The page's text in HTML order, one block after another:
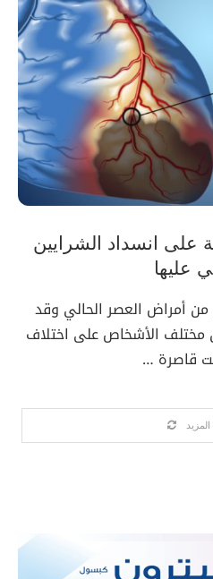
على انسداد الشرايين
عليها
أمراض العصر الحالي وقد
الأشخاص على اختلاف
قاصرة …